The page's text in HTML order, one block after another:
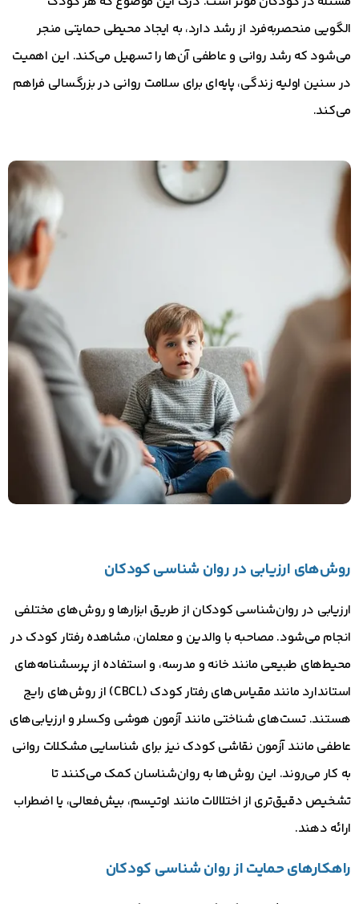
الگویی منحصربه‌فرد از رشد دارد، به ایجاد محیطی حمایتی منجر
می‌شود که رشد روانی و عاطفی آن‌ها را تسهیل می‌کند. این اهمیت
در سنین اولیه زندگی، پایه‌ای برای سلامت روانی در بزرگسالی فراهم
می‌کند.
روش‌های ارزیابی در روان‌ شناسی کودکان
ارزیابی در روان‌شناسی کودکان از طریق ابزارها و روش‌های مختلفی
انجام می‌شود. مصاحبه با والدین و معلمان، مشاهده رفتار کودک در
محیط‌های طبیعی مانند خانه و مدرسه، و استفاده از پرسشنامه‌های
استاندارد مانند مقیاس‌های رفتار کودک (CBCL) از روش‌های رایج
هستند. تست‌های شناختی مانند آزمون هوشی وکسلر و ارزیابی‌های
عاطفی مانند آزمون نقاشی کودک نیز برای شناسایی مشکلات روانی
به کار می‌روند. این روش‌ها به روان‌شناسان کمک می‌کنند تا
تشخیص دقیق‌تری از اختلالات مانند اوتیسم، بیش‌فعالی، یا اضطراب
ارائه دهند.
راهکارهای حمایت از روان‌ شناسی کودکان